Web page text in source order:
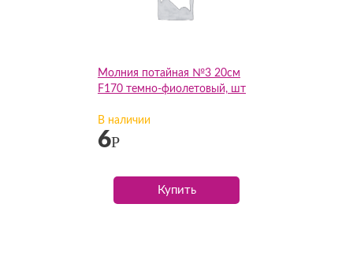
Молния потайная №3 20см
F170 темно-фиолетовый, шт
В наличии
6Р
Купить